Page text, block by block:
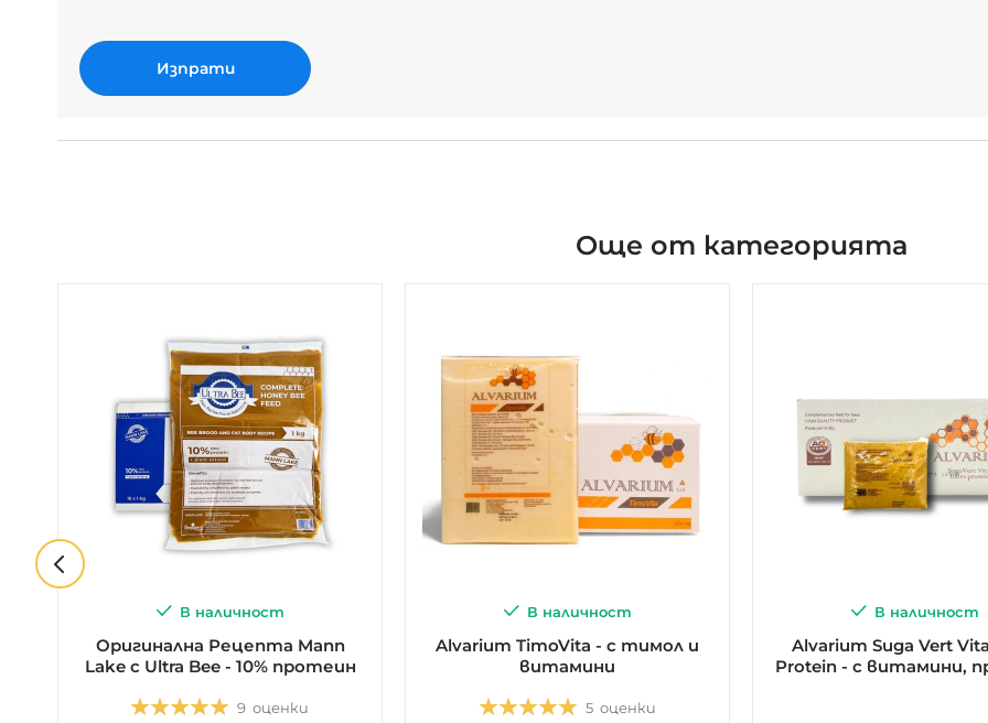
Изпрати
Още от категорията
В наличност
Оригинална Рецепта Mann
Lake с Ultra Bee - 10% протеин
Оценка:
9 оценки
В наличност
Alvarium TimoVita - с тимол и
витамини
Оценка:
5 оценки
В наличност
Alvarium Suga Vert
Protein - с витамини,